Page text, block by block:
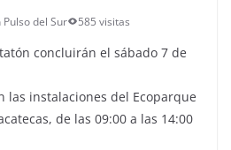
Pulso del Sur 585 visitas
concluirán el sábado 7 de
las instalaciones del Ecoparque
de las 09:00 a las 14:00